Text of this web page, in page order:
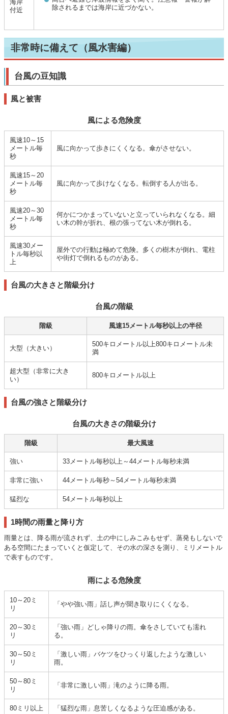
海岸
付近
除されるまでは海岸に近づかない。
非常時に備えて（風水害編）
台風の豆知識
風と被害
風による危険度
風速10～15
メートル毎
秒
風に向かって歩きにくくなる。傘がさせない。
風速15～20
メートル毎
秒
風に向かって歩けなくなる。転倒する人が出る。
風速20～30
メートル毎
秒
何かにつかまっていないと立っていられなくなる。細
い木の幹が折れ、根の張ってない木が倒れる。
風速30メー
トル毎秒以
上
屋外での行動は極めて危険。多くの樹木が倒れ、電柱
や街灯で倒れるものがある。
台風の大きさと階級分け
台風の階級
階級 風速15メートル毎秒以上の半径
大型（大きい）
500キロメートル以上800キロメートル未
満
超大型（非常に大き
い）
800キロメートル以上
台風の強さと階級分け
台風の大きさの階級分け
階級 最大風速
強い 33メートル毎秒以上～44メートル毎秒未満
非常に強い 44メートル毎秒～54メートル毎秒未満
猛烈な 54メートル毎秒以上
1時間の雨量と降り方
雨量とは、降る雨が流されず、土の中にしみこみもせず、蒸発もしないで
ある空間にたまっていくと仮定して、その水の深さを測り、ミリメートル
で表すものです。
雨による危険度
10～20ミ
リ
「やや強い雨」話し声が聞き取りにくくなる。
20～30ミ
リ
「強い雨」どしゃ降りの雨。傘をさしていても濡れ
る。
30～50ミ
リ
「激しい雨」バケツをひっくり返したような激しい
雨。
50～80ミ
リ
「非常に激しい雨」滝のように降る雨。
80ミリ以上 「猛烈な雨」息苦しくなるような圧迫感がある。